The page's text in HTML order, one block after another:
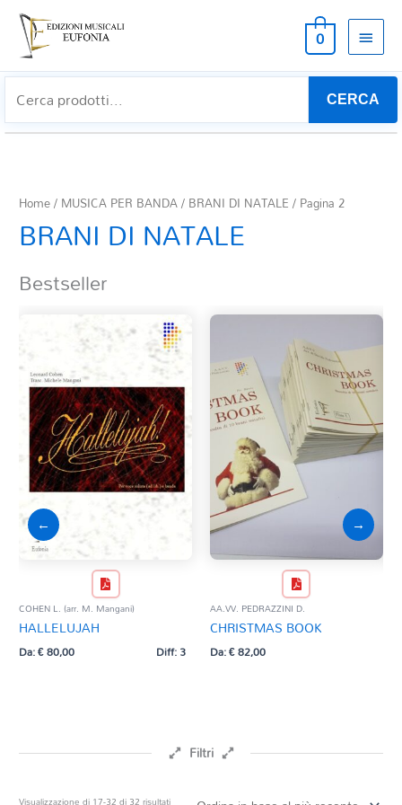
0
CERCA
Home/ MUSICA PER BANDA/ BRANI DI NATALE / Pagina 2
BRANI DI NATALE
Bestseller
←
COHEN L. (arr. M. Mangani)
HALLELUJAH
Da:€80,00 Diff: 3
AA.VV. PEDRAZZINI D.
CHRISTMAS BOOK
Da:€82,00
→
Filtri
Visualizzazione di 17-32 di 32 risultatiOrdina